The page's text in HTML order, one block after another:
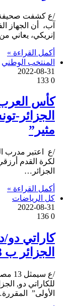
آب، أن الجهاز
إنريكي، يعاني
أكمل القراءة »
المنتخب الوطني
2022-08-31
0
الجزائر-
مثير”
لكرة القدم
الجزائر…
أكمل القراءة »
كل الرياضات
2022-08-31
0
كاراتي
الجزائر ب 13 مصارعا في موعد باكو
/ع
للكاراتي دو,
الأولى”